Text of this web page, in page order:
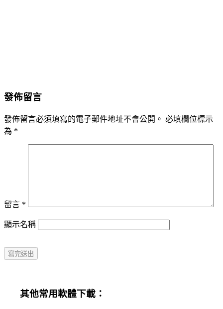
發佈留言
發佈留言必須填寫的電子郵件地址不會公開。 必填欄位標示
為 *
留言 *
顯示名稱
其他常用軟體下載：